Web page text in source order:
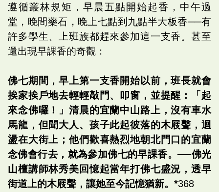
遵循叢林規矩，早晨五點開始起香，中午過
堂，晚間藥石，晚上七點到九點半大板香──有
許多學生、上班族都趕來參加這一支香。甚至
還出現早課香的奇觀：
佛七期間，早上第一支香開始以前，班長就會
挨家挨戶地去輕輕敲門、叩窗，並提醒：「起
來念佛囉！」清晨的宜蘭中山路上，沒有車水
馬龍，但聞大人、孩子此起彼落的木屐聲，迴
盪在大街上；他們歡喜熱烈地朝北門口的宜蘭
念佛會行去，就為參加佛七的早課香。──佛光
山檀講師林秀美回憶起當年打佛七盛況，透早
街道上的木屐聲，讓她至今記憶猶新。*368